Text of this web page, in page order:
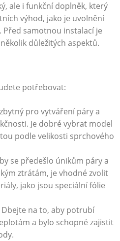
ale i funkční doplněk, který
výhod, jako je uvolnění
samotnou instalací je
důležitých aspektů.
potřebovat:
pro vytváření páry a
Je dobré vybrat model
podle velikosti sprchového
se předešlo únikům páry a
ztrátám, je vhodné zvolit
jako jsou speciální fólie
Dbejte na to, aby potrubí
a bylo schopné zajistit